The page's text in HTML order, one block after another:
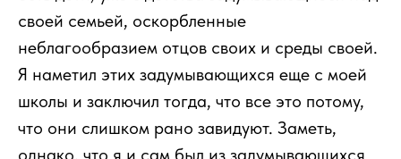
своей семьей, оскорбленные
неблагообразием отцов своих и среды своей.
Я наметил этих задумывающихся еще с моей
школы и заключил тогда, что все это потому,
что они слишком рано завидуют. Заметь,
однако, что я и сам был из задумывающихся